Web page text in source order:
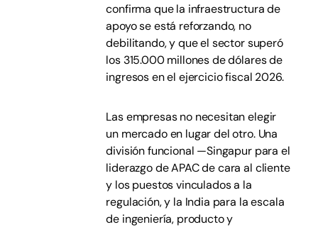
confirma que la infraestructura de
apoyo se está reforzando, no
debilitando, y que el sector superó
los 315.000 millones de dólares de
ingresos en el ejercicio fiscal 2026.
Las empresas no necesitan elegir
un mercado en lugar del otro. Una
división funcional —Singapur para el
liderazgo de APAC de cara al cliente
y los puestos vinculados a la
regulación, y la India para la escala
de ingeniería, producto y